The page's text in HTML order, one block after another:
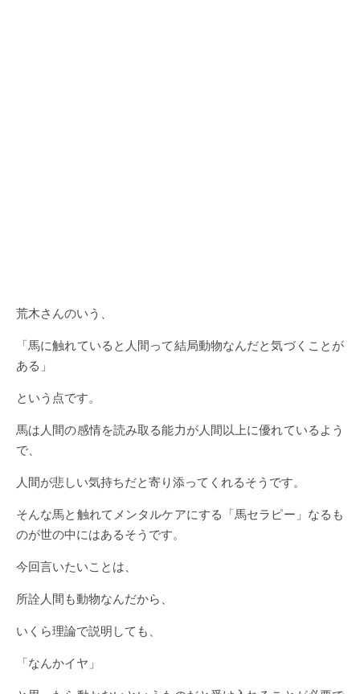
荒木さんのいう、
「馬に触れていると人間って結局動物なんだと気づくことが
ある」
という点です。
馬は人間の感情を読み取る能力が人間以上に優れているよう
で、
人間が悲しい気持ちだと寄り添ってくれるそうです。
そんな馬と触れてメンタルケアにする「馬セラピー」なるも
のが世の中にはあるそうです。
今回言いたいことは、
所詮人間も動物なんだから、
いくら理論で説明しても、
「なんかイヤ」